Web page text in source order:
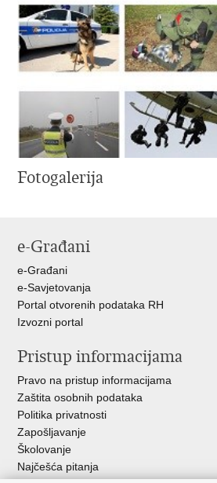
Fotogalerija
e-Građani
e-Građani
e-Savjetovanja
Portal otvorenih podataka RH
Izvozni portal
Pristup informacijama
Pravo na pristup informacijama
Zaštita osobnih podataka
Politika privatnosti
Zapošljavanje
Školovanje
Najčešća pitanja